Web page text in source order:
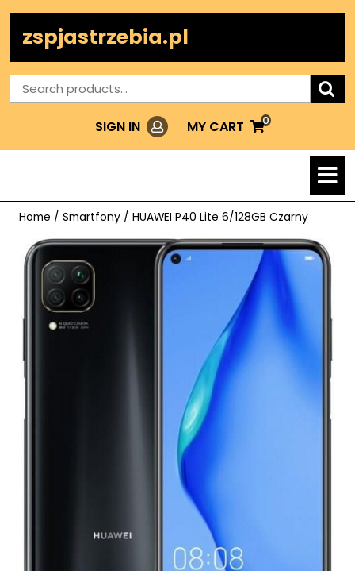
contentzspjastrzebia.pl
Search
for:
SIGN IN LoginMY CART
MY
0
Home / Smartfony / HUAWEI P40 Lite 6/128GB Czarny